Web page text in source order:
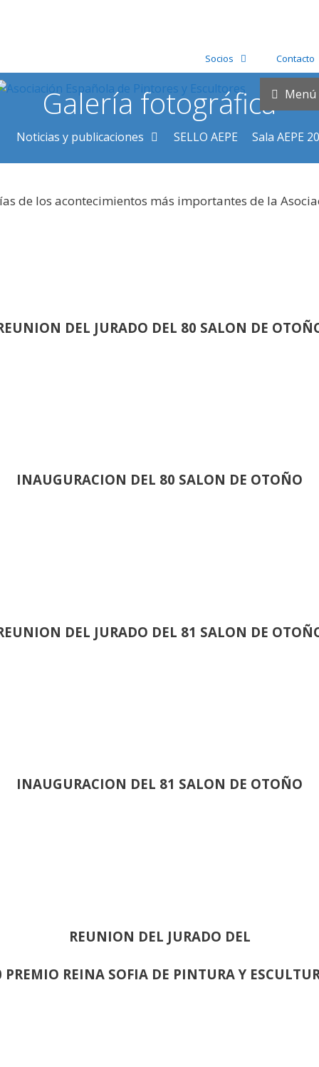
Socios Contacto
Menú
Noticias y publicaciones SELLO AEPE Sala AEPE
Galería fotográfica
de los acontecimientos más importantes de la
DEL JURADO DEL 80 SALON DE
INAUGURACION DEL 80 SALON DE OTOÑO
DEL JURADO DEL 81 SALON DE
INAUGURACION DEL 81 SALON DE OTOÑO
REUNION DEL JURADO DEL
PREMIO REINA SOFIA DE PINTURA Y